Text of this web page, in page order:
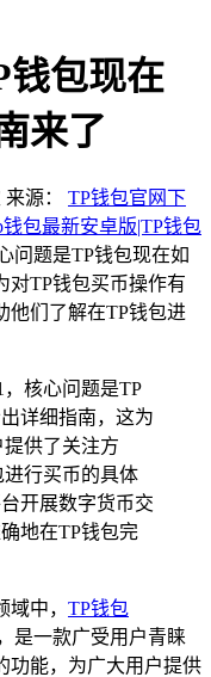
钱包现在
来了
来源： TP钱包官网下
包最新安卓版|TP钱包
问题是TP钱包现在如
对TP钱包买币操作有
他们了解在TP钱包进
核心问题是TP
详细指南，这为
供了关注方
行买币的具体
开展数字货币交
地在TP钱包完
中， TP钱包
是一款广受用户青睐
功能，为广大用户提供